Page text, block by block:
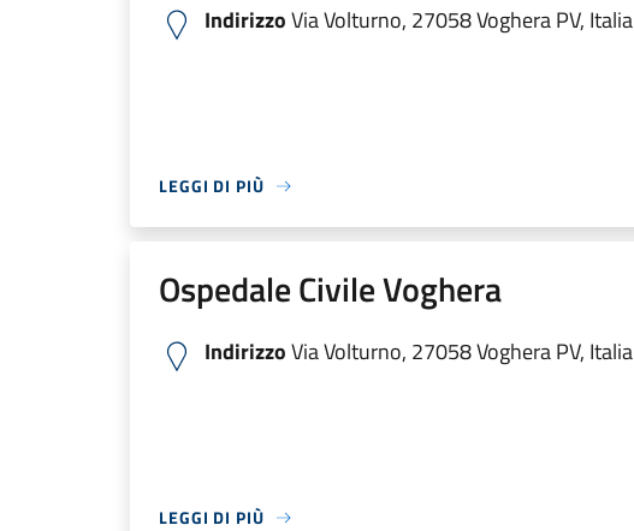
IndirizzoVia Volturno, 27058 Voghera PV, Italia
LEGGI DI PIÙ
Ospedale Civile Voghera
IndirizzoVia Volturno, 27058 Voghera PV, Italia
LEGGI DI PIÙ